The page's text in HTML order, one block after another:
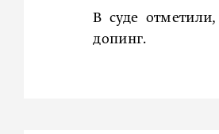
В суде
допинг.